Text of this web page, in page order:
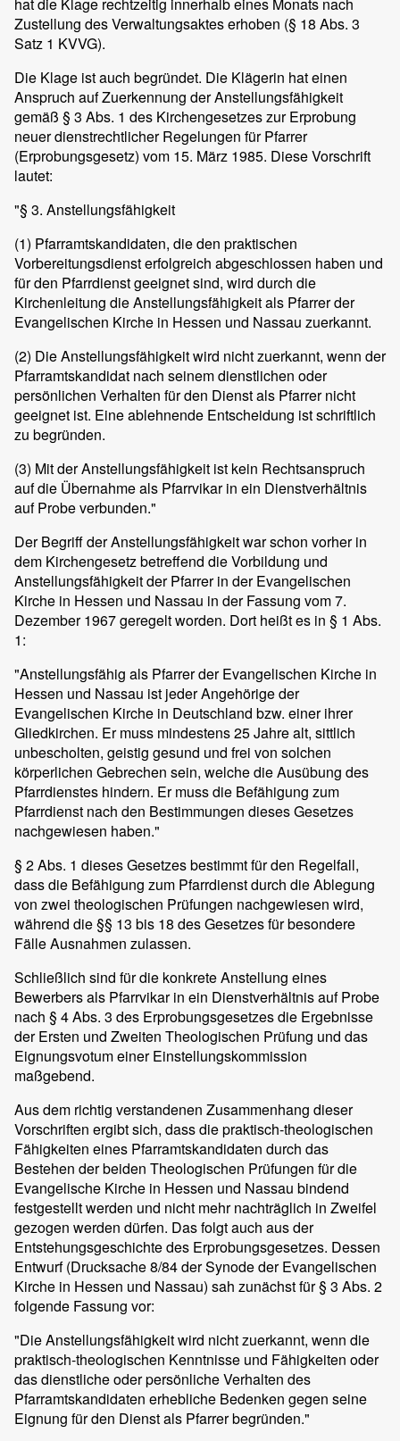
Zustellung des Verwaltungsaktes erhoben (§ 18 Abs. 3
Satz 1 KVVG).
Die Klage ist auch begründet. Die Klägerin hat einen
Anspruch auf Zuerkennung der Anstellungsfähigkeit
gemäß § 3 Abs. 1 des Kirchengesetzes zur Erprobung
neuer dienstrechtlicher Regelungen für Pfarrer
(Erprobungsgesetz) vom 15. März 1985. Diese Vorschrift
lautet:
"§ 3. Anstellungsfähigkeit
(1) Pfarramtskandidaten, die den praktischen
Vorbereitungsdienst erfolgreich abgeschlossen haben und
für den Pfarrdienst geeignet sind, wird durch die
Kirchenleitung die Anstellungsfähigkeit als Pfarrer der
Evangelischen Kirche in Hessen und Nassau zuerkannt.
(2) Die Anstellungsfähigkeit wird nicht zuerkannt, wenn der
Pfarramtskandidat nach seinem dienstlichen oder
persönlichen Verhalten für den Dienst als Pfarrer nicht
geeignet ist. Eine ablehnende Entscheidung ist schriftlich
zu begründen.
(3) Mit der Anstellungsfähigkeit ist kein Rechtsanspruch
auf die Übernahme als Pfarrvikar in ein Dienstverhältnis
auf Probe verbunden."
Der Begriff der Anstellungsfähigkeit war schon vorher in
dem Kirchengesetz betreffend die Vorbildung und
Anstellungsfähigkeit der Pfarrer in der Evangelischen
Kirche in Hessen und Nassau in der Fassung vom 7.
Dezember 1967 geregelt worden. Dort heißt es in § 1 Abs.
1:
"Anstellungsfähig als Pfarrer der Evangelischen Kirche in
Hessen und Nassau ist jeder Angehörige der
Evangelischen Kirche in Deutschland bzw. einer ihrer
Gliedkirchen. Er muss mindestens 25 Jahre alt, sittlich
unbescholten, geistig gesund und frei von solchen
körperlichen Gebrechen sein, welche die Ausübung des
Pfarrdienstes hindern. Er muss die Befähigung zum
Pfarrdienst nach den Bestimmungen dieses Gesetzes
nachgewiesen haben."
§ 2 Abs. 1 dieses Gesetzes bestimmt für den Regelfall,
dass die Befähigung zum Pfarrdienst durch die Ablegung
von zwei theologischen Prüfungen nachgewiesen wird,
während die §§ 13 bis 18 des Gesetzes für besondere
Fälle Ausnahmen zulassen.
Schließlich sind für die konkrete Anstellung eines
Bewerbers als Pfarrvikar in ein Dienstverhältnis auf Probe
nach § 4 Abs. 3 des Erprobungsgesetzes die Ergebnisse
der Ersten und Zweiten Theologischen Prüfung und das
Eignungsvotum einer Einstellungskommission
maßgebend.
Aus dem richtig verstandenen Zusammenhang dieser
Vorschriften ergibt sich, dass die praktisch-theologischen
Fähigkeiten eines Pfarramtskandidaten durch das
Bestehen der beiden Theologischen Prüfungen für die
Evangelische Kirche in Hessen und Nassau bindend
festgestellt werden und nicht mehr nachträglich in Zweifel
gezogen werden dürfen. Das folgt auch aus der
Entstehungsgeschichte des Erprobungsgesetzes. Dessen
Entwurf (Drucksache 8/84 der Synode der Evangelischen
Kirche in Hessen und Nassau) sah zunächst für § 3 Abs. 2
folgende Fassung vor:
"Die Anstellungsfähigkeit wird nicht zuerkannt, wenn die
praktisch-theologischen Kenntnisse und Fähigkeiten oder
das dienstliche oder persönliche Verhalten des
Pfarramtskandidaten erhebliche Bedenken gegen seine
Eignung für den Dienst als Pfarrer begründen."